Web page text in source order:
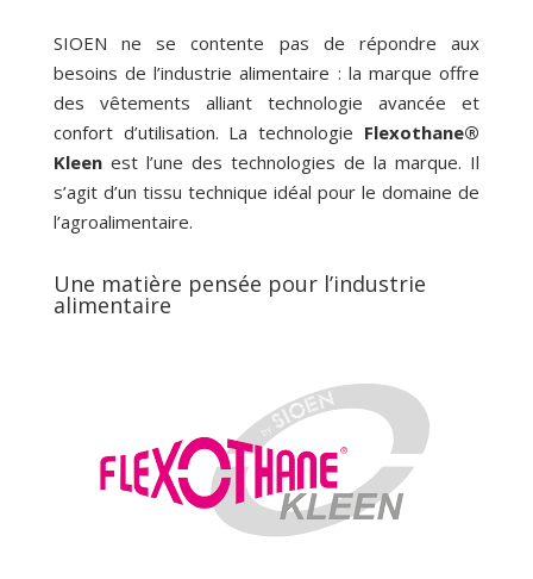
SIOEN ne se contente pas de répondre aux
besoins de l’industrie alimentaire : la marque offre
des vêtements alliant technologie avancée et
confort d’utilisation. La technologie Flexothane®
Kleenest l’une des technologies de la marque. Il
s’agit d’un tissu technique idéal pour le domaine de
l’agroalimentaire.
Une matière pensée pour l’industrie
alimentaire